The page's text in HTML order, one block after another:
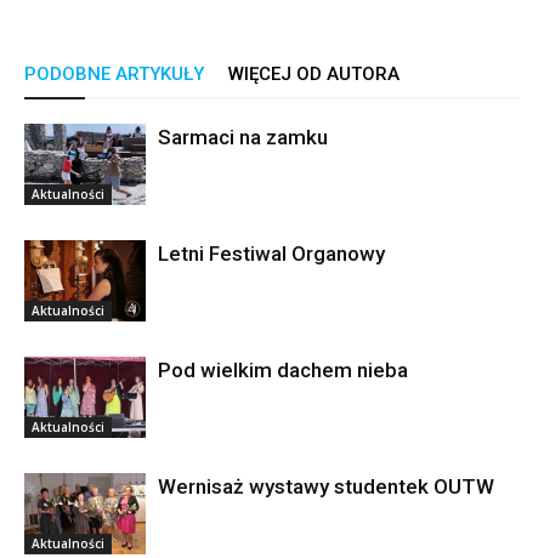
PODOBNE ARTYKUŁY WIĘCEJ OD AUTORA
Aktualności
Sarmaci na zamku
Aktualności
Letni Festiwal Organowy
Aktualności
Pod wielkim dachem nieba
Aktualności
Wernisaż wystawy studentek OUTW